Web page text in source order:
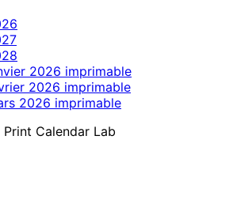
2026 imprimable
2026 imprimable
2026 imprimable
Calendar Lab